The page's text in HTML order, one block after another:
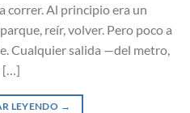
correr. Al principio era un
reír, volver. Pero poco a
Cualquier salida —del metro,
[…]
LEYENDO →